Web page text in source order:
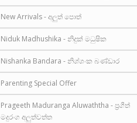
New Arrivals - අලුත් පොත්
Niduk Madhushika - නිදුක් මධුෂික
Nishanka Bandara - නිශ්ශංක බණ්ඩාර
Parenting Special Offer
Prageeth Maduranga Aluwaththa - ප්‍රගීත්
මදුරංග අලුත්වත්ත